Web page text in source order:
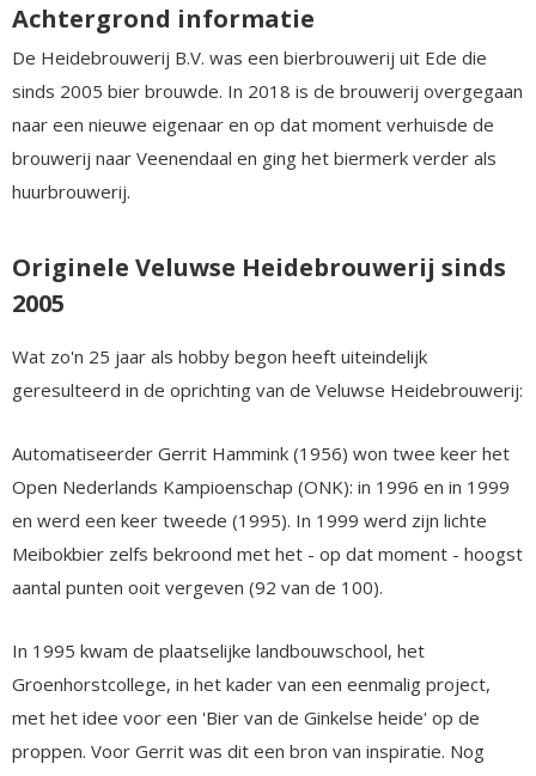
Achtergrond informatie
De Heidebrouwerij B.V. was een bierbrouwerij uit Ede die
sinds 2005 bier brouwde. In 2018 is de brouwerij overgegaan
naar een nieuwe eigenaar en op dat moment verhuisde de
brouwerij naar Veenendaal en ging het biermerk verder als
huurbrouwerij.
Originele Veluwse Heidebrouwerij sinds
2005
Wat zo'n 25 jaar als hobby begon heeft uiteindelijk
geresulteerd in de oprichting van de Veluwse Heidebrouwerij:
Automatiseerder Gerrit Hammink (1956) won twee keer het
Open Nederlands Kampioenschap (ONK): in 1996 en in 1999
en werd een keer tweede (1995). In 1999 werd zijn lichte
Meibokbier zelfs bekroond met het - op dat moment - hoogst
aantal punten ooit vergeven (92 van de 100).
In 1995 kwam de plaatselijke landbouwschool, het
Groenhorstcollege, in het kader van een eenmalig project,
met het idee voor een 'Bier van de Ginkelse heide' op de
proppen. Voor Gerrit was dit een bron van inspiratie. Nog